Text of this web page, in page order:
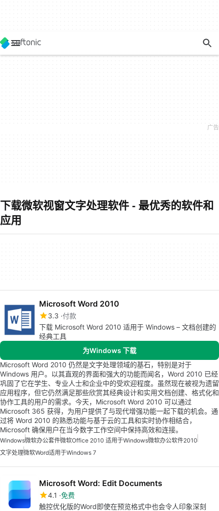
下载微软视窗文字处理软件 - 最优秀的软件和
应用
Microsoft Word 2010
3.3 付款
下载 Microsoft Word 2010 适用于 Windows – 文档创建的
经典工具
为Windows 下载
Microsoft Word 2010 仍然是文字处理领域的基石，特别是对于
Windows 用户。以其直观的界面和强大的功能而闻名，Word 2010 已经
巩固了它在学生、专业人士和企业中的受欢迎程度。虽然现在被视为遗留
应用程序，但它仍然满足那些欣赏其经典设计和实用文档创建、格式化和
协作工具的用户的需求。今天，Microsoft Word 2010 可以通过
Microsoft 365 获得，为用户提供了与现代增强功能一起下载的机会。通
过将 Word 2010 的熟悉功能与基于云的工具和实时协作相结合，
Microsoft 确保用户在当今数字工作空间中保持高效和连接。
Windows微软办公套件微软Office 2010 适用于Windows微软办公软件2010
文字处理微软Word适用于Windows 7
Microsoft Word: Edit Documents
4.1 免费
触控优化版的Word即使在预览格式中也会令人印象深刻